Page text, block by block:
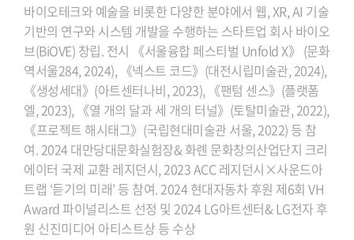
바이오테크와 예술을 비롯한 다양한 분야에서 웹, XR, AI 기술
기반의 연구와 시스템 개발을 수행하는 스타트업 회사 바이오
브(BiOVE) 창립. 전시 《서울융합 페스티벌 Unfold X》 (문화
역서울284, 2024), 《넥스트 코드》(대전시립미술관, 2024),
《생성세대》(아트센터나비, 2023), 《팬텀 센스》(플랫폼
엘, 2023), 《열 개의 달과 세 개의 터널》(토탈미술관, 2022),
《프로젝트 해시태그》(국립현대미술관 서울, 2022) 등 참
여. 2024 대만당대문화실험장& 화롄 문화창의산업단지 크리
에이터 국제 교환 레지던시, 2023 ACC 레지던시×사운드아
트랩 ‘듣기의 미래’ 등 참여. 2024 현대자동차 후원 제6회 VH
Award 파이널리스트 선정 및 2024 LG아트센터& LG전자 후
원 신진미디어 아티스트상 등 수상